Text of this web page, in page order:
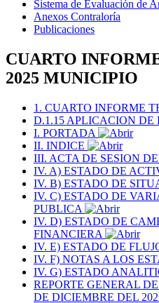
Sistema de Evaluación de
Anexos Contraloría
Publicaciones
CUARTO
2025 MUNICIPIO
1. CUARTO INFORME
D.1.15 APLICACION DE
I. PORTADA
II. INDICE
III. ACTA DE SESION
IV. A) ESTADO DE
IV. B) ESTADO DE
IV. C) ESTADO DE
PUBLICA
IV. D) ESTADO DE
FINANCIERA
IV. E) ESTADO DE
IV. F) NOTAS A LOS
IV. G) ESTADO
REPORTE GENERAL
DE DICIEMBRE DEL